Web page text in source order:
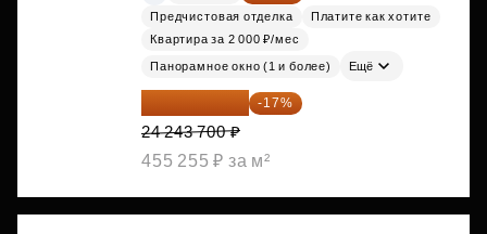
Предчистовая отделка
Платите как хотите
Квартира за 2 000 ₽/мес
Панорамное окно (1 и более) Ещё
20 122 271 ₽ -17%
24 243 700 ₽
455 255 ₽ за м²